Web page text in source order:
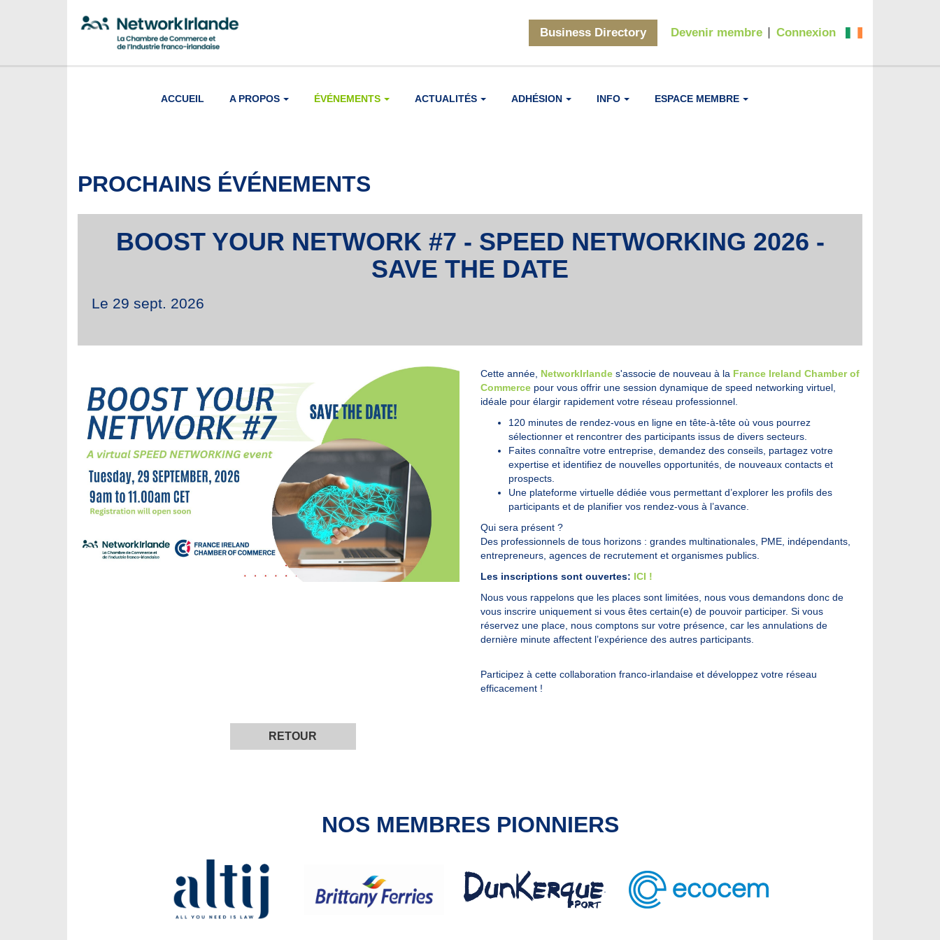
Business Directory Devenir membre Connexion
ACCUEIL A PROPOS ÉVÉNEMENTS ACTUALITÉS ADHÉSION INFO ESPACE MEMBRE
PROCHAINS ÉVÉNEMENTS
BOOST YOUR NETWORK #7 - SPEED NETWORKING 2026 -
SAVE THE DATE
Le 29 sept. 2026
Cette année, NetworkIrlande s'associe de nouveau à la France Ireland Chamber of
Commerce pour vous offrir une session dynamique de speed networking virtuel,
idéale pour élargir rapidement votre réseau professionnel.
120 minutes de rendez-vous en ligne en tête-à-tête où vous pourrez
sélectionner et rencontrer des participants issus de divers secteurs.
Faites connaître votre entreprise, demandez des conseils, partagez votre
expertise et identifiez de nouvelles opportunités, de nouveaux contacts et
prospects.
Une plateforme virtuelle dédiée vous permettant d’explorer les profils des
participants et de planifier vos rendez-vous à l’avance.
Qui sera présent ?
Des professionnels de tous horizons : grandes multinationales, PME, indépendants,
entrepreneurs, agences de recrutement et organismes publics.
Les inscriptions sont ouvertes: ICI !
Nous vous rappelons que les places sont limitées, nous vous demandons donc de
vous inscrire uniquement si vous êtes certain(e) de pouvoir participer. Si vous
réservez une place, nous comptons sur votre présence, car les annulations de
dernière minute affectent l’expérience des autres participants.
Participez à cette collaboration franco-irlandaise et développez votre réseau
efficacement !
RETOUR
NOS MEMBRES PIONNIERS
.